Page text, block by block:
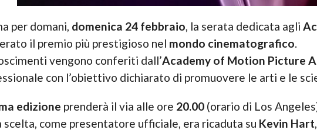
per domani, domenica 24 febbraio, la serata dedicata agli
il premio più prestigioso nel mondo cinematografico.
vengono conferiti dall’Academy of Motion Picture
con l’obiettivo dichiarato di promuovere le arti e le
edizione prenderà il via alle ore 20.00(orario di Los
scelta, come presentatore ufficiale, era ricaduta su Kevin Hart